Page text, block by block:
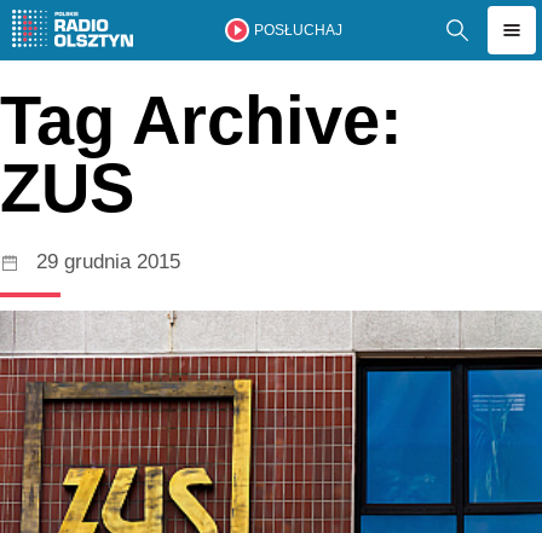
POSŁUCHAJ
Tag Archive:
ZUS
29 grudnia 2015